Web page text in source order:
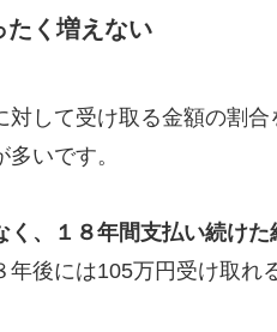
く増えない
対して受け取る金額の割合
いです。
く、１８年間支払い続けた
後には105万円受け取れ